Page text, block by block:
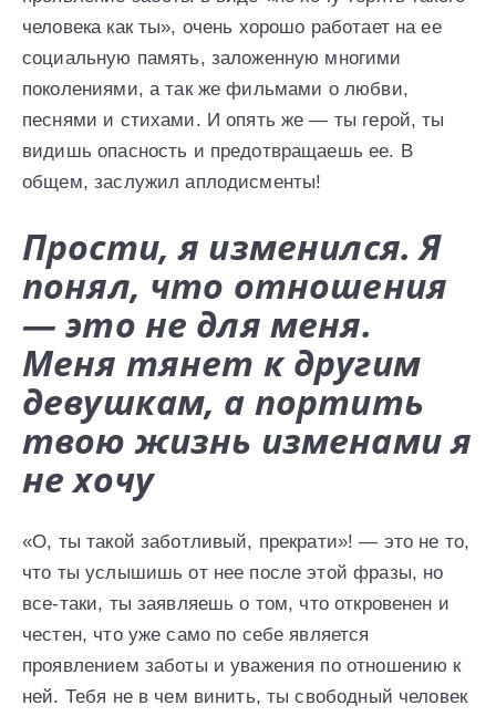
человека как ты», очень хорошо работает на ее
социальную память, заложенную многими
поколениями, а так же фильмами о любви,
песнями и стихами. И опять же — ты герой, ты
видишь опасность и предотвращаешь ее. В
общем, заслужил аплодисменты!
Прости, я изменился. Я
понял, что отношения
— это не для меня.
Меня тянет к другим
девушкам, а портить
твою жизнь изменами я
не хочу
«О, ты такой заботливый, прекрати»! — это не то,
что ты услышишь от нее после этой фразы, но
все-таки, ты заявляешь о том, что откровенен и
честен, что уже само по себе является
проявлением заботы и уважения по отношению к
ней. Тебя не в чем винить, ты свободный человек